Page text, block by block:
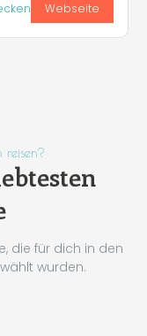
Webseite
reisen?
die für dich in den
wurden.